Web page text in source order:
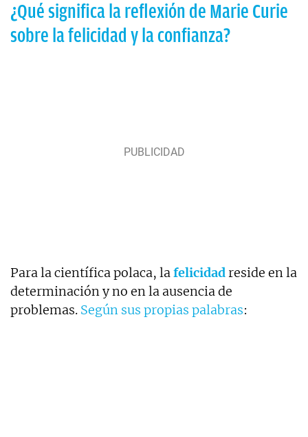
¿Qué significa la reflexión de Marie Curie
sobre la felicidad y la confianza?
Para la científica polaca, lafelicidadreside en la
determinación y no en la ausencia de
problemas. Según sus propias palabras: